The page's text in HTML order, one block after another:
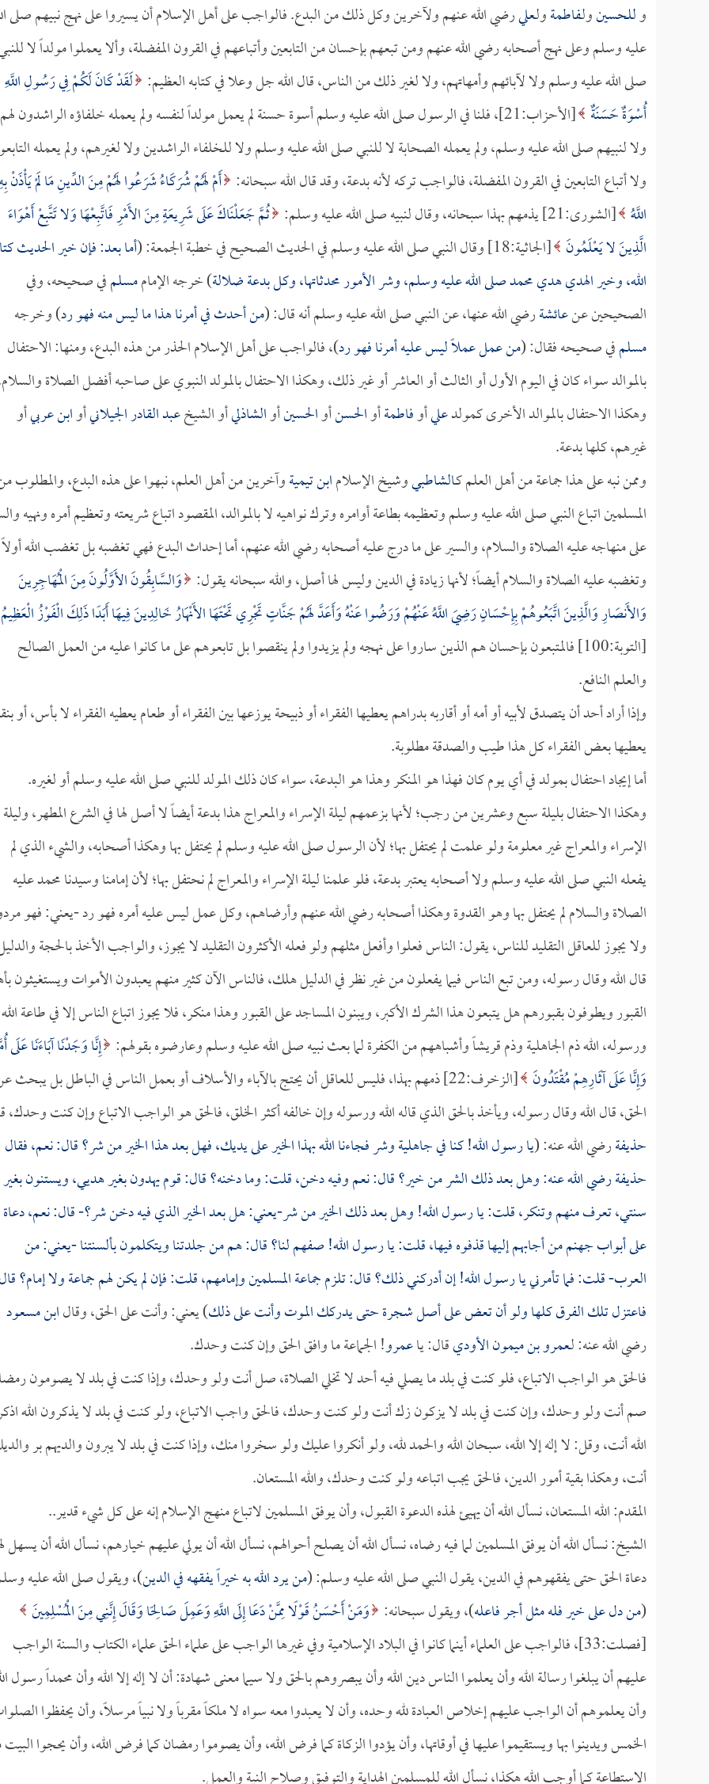
وللحسينولـفاطمةولـعليرضي الله عنهم ولآخرين وكل ذلك من البدع. فالواجب على أهل الإسلام أن يسيروا على نهج نبيهم صلى
عليه وسلم وعلى نهج أصحابه رضي الله عنهم ومن تبعهم بإحسان من التابعين وأتباعهم في القرون المفضلة، وألا يعملوا مولداً لا
صلى الله عليه وسلم ولا لآبائهم وأمهاتهم، ولا لغير ذلك من الناس، قال الله جل وعلا في كتابه العظيم: لَقَدْ كَانَ لَكُمْ فِي رَسُولِ اللَّهِ
أُسْوَةٌ حَسَنَةٌ
[الأحزاب:21]، فلنا في الرسول صلى الله عليه وسلم أسوة حسنة لم يعمل مولداً لنفسه ولم يعمله خلفاؤه الراشدون لهم
ولا لنبيهم صلى الله عليه وسلم، ولم يعمله الصحابة لا للنبي صلى الله عليه وسلم ولا للخلفاء الراشدين ولا لغيرهم، ولم يعمله
ولا أتباع التابعين في القرون المفضلة، فالواجب تركه لأنه بدعة، وقد قال الله سبحانه: أَمْ لَهُمْ شُرَكَاءُ شَرَعُوا لَهُمْ مِنَ الدِّينِ مَا لَمْ يَأْذَنْ بِهِ
اللَّهُ [الشورى:21] يذمهم بهذا سبحانه، وقال لنبيه صلى الله عليه وسلم:
ثُمَّ جَعَلْنَاكَ عَلَى شَرِيعَةٍ مِنَ الأَمْرِ فَاتَّبِعْهَا وَلا تَتَّبِعْ أَهْوَاءَ
الَّذِينَ لا يَعْلَمُونَ [الجاثية:18] وقال النبي صلى الله عليه وسلم في الحديث الصحيح في خطبة الجمعة: (
أما بعد: فإن خير الحديث
الله، وخير الهدي هدي محمد صلى الله عليه وسلم، وشر الأمور محدثاتها، وكل بدعة ضلالة) خرجه الإماممسلمفي صحيحه، وفي
الصحيحين عنعائشةرضي الله عنها، عن النبي صلى الله عليه وسلم أنه قال: (من أحدث في أمرنا هذا ما ليس منه فهو رد) وخرجه
مسلمفي صحيحه فقال: (من عمل عملاً ليس عليه أمرنا فهو رد)، فالواجب على أهل الإسلام الحذر من هذه البدع، ومنها: الاحتفال
بالموالد سواء كان في اليوم الأول أو الثالث أو العاشر أو غير ذلك، وهكذا الاحتفال بالمولد النبوي على صاحبه أفضل الصلاة
وهكذا الاحتفال بالموالد الأخرى كمولدعليأوفاطمةأوالحسنأوالحسينأوالشاذليأو الشيخعبد القادر الجيلانيأوابن عربيأو
غيرهم، كلها بدعة.
وممن نبه على هذا جماعة من أهل العلم كـالشاطبيوشيخ الإسلامابن تيميةوآخرين من أهل العلم، نبهوا على هذه البدع، والمطلوب
المسلمين اتباع النبي صلى الله عليه وسلم وتعظيمه بطاعة أوامره وترك نواهيه لا بالموالد، المقصود اتباع شريعته وتعظيم أمره ونهيه
على منهاجه عليه الصلاة والسلام، والسير على ما درج عليه أصحابه رضي الله عنهم، أما إحداث البدع فهي تغضبه بل تغضب الله أولاً
وتغضبه عليه الصلاة والسلام أيضاً؛ لأنها زيادة في الدين وليس لها أصل، والله سبحانه يقول: وَالسَّابِقُونَ الأَوَّلُونَ مِنَ الْمُهَاجِرِينَ
وَالأَنصَارِ وَالَّذِينَ اتَّبَعُوهُمْ بِإِحْسَانٍ رَضِيَ اللَّهُ عَنْهُمْ وَرَضُوا عَنْهُ وَأَعَدَّ لَهُمْ جَنَّاتٍ تَجْرِي تَحْتَهَا الأَنْهَارُ خَالِدِينَ فِيهَا أَبَدًا ذَلِكَ الْفَوْزُ الْعَظِيمُ
[التوبة:100] فالمتبعون بإحسان هم الذين ساروا على نهجه ولم يزيدوا ولم ينقصوا بل تابعوهم على ما كانوا عليه من العمل الصالح
والعلم النافع.
وإذا أراد أحد أن يتصدق لأبيه أو أمه أو أقاربه بدراهم يعطيها الفقراء أو ذبيحة يوزعها بين الفقراء أو طعام يعطيه الفقراء لا بأس، أو
يعطيها بعض الفقراء كل هذا طيب والصدقة مطلوبة.
أما إيجاد احتفال بمولد في أي يوم كان فهذا هو المنكر وهذا هو البدعة، سواء كان ذلك المولد للنبي صلى الله عليه وسلم أو لغيره.
وهكذا الاحتفال بليلة سبع وعشرين من رجب؛ لأنها بزعمهم ليلة الإسراء والمعراج هذا بدعة أيضاً لا أصل لها في الشرع المطهر، وليلة
الإسراء والمعراج غير معلومة ولو علمت لم يحتفل بها؛ لأن الرسول صلى الله عليه وسلم لم يحتفل بها وهكذا أصحابه، والشيء الذي لم
يفعله النبي صلى الله عليه وسلم ولا أصحابه يعتبر بدعة، فلو علمنا ليلة الإسراء والمعراج لم نحتفل بها؛ لأن إمامنا وسيدنا محمد عليه
الصلاة والسلام لم يحتفل بها وهو القدوة وهكذا أصحابه رضي الله عنهم وأرضاهم، وكل عمل ليس عليه أمره فهو رد -يعني: فهو
ولا يجوز للعاقل التقليد للناس، يقول: الناس فعلوا وأفعل مثلهم ولو فعله الأكثرون التقليد لا يجوز، والواجب الأخذ بالحجة
قال الله وقال رسوله، ومن تبع الناس فيما يفعلون من غير نظر في الدليل هلك، فالناس الآن كثير منهم يعبدون الأموات ويستغيثون
القبور ويطوفون بقبورهم هل يتبعون هذا الشرك الأكبر، ويبنون المساجد على القبور وهذا منكر، فلا يجوز اتباع الناس إلا في طاعة الله
ورسوله، الله ذم الجاهلية وذم قريشاً وأشباههم من الكفرة لما بعث نبيه صلى الله عليه وسلم وعارضوه بقولهم: إِنَّا وَجَدْنَا آبَاءَنَا عَلَى
وَإِنَّا عَلَى آثَارِهِمْ مُقْتَدُونَ
[الزخرف:22] ذمهم بهذا، فليس للعاقل أن يحتج بالآباء والأسلاف أو بعمل الناس في الباطل بل يبحث
الحق، قال الله وقال رسوله، ويأخذ بالحق الذي قاله الله ورسوله وإن خالفه أكثر الخلق، فالحق هو الواجب الاتباع وإن كنت وحدك،
حذيفةرضي الله عنه: (يا رسول الله! كنا في جاهلية وشر فجاءنا الله بهذا الخير على يديك، فهل بعد هذا الخير من شر؟ قال: نعم، فقال
حذيفةرضي الله عنه: وهل بعد ذلك الشر من خير؟ قال: نعم وفيه دخن، قلت: وما دخنه؟ قال: قوم يهدون بغير هديي، ويستنون بغير
سنتي، تعرف منهم وتنكر، قلت: يا رسول الله! وهل بعد ذلك الخير من شر-يعني: هل بعد الخير الذي فيه دخن شر؟- قال: نعم، دعاة
على أبواب جهنم من أجابهم إليها قذفوه فيها، قلت: يا رسول الله! صفهم لنا؟ قال: هم من جلدتنا ويتكلمون بألسنتنا -يعني: من
العرب- قلت: فما تأمرني يا رسول الله! إن أدركني ذلك؟ قال: تلزم جماعة المسلمين وإمامهم، قلت: فإن لم يكن لهم جماعة ولا إمام؟
فاعتزل تلك الفرق كلها ولو أن تعض على أصل شجرة حتى يدركك الموت وأنت على ذلك) يعني: وأنت على الحق، وقالابن مسعود
رضي الله عنه: لـعمرو بن ميمون الأوديقال: ياعمرو! الجماعة ما وافق الحق وإن كنت وحدك.
فالحق هو الواجب الاتباع، فلو كنت في بلد ما يصلي فيه أحد لا تخلي الصلاة، صل أنت ولو وحدك، وإذا كنت في بلد لا يصومون
صم أنت ولو وحدك، وإن كنت في بلد لا يزكون زك أنت ولو كنت وحدك، فالحق واجب الاتباع، ولو كنت في بلد لا يذكرون الله
الله أنت، وقل: لا إله إلا الله، سبحان الله والحمد لله، ولو أنكروا عليك ولو سخروا منك، وإذا كنت في بلد لا يبرون والديهم بر
أنت، وهكذا بقية أمور الدين، فالحق يجب اتباعه ولو كنت وحدك، والله المستعان.
المقدم: الله المستعان، نسأل الله أن يهيئ لهذه الدعوة القبول، وأن يوفق المسلمين لاتباع منهج الإسلام إنه على كل شيء قدير..
الشيخ: نسأل الله أن يوفق المسلمين لما فيه رضاه، نسأل الله أن يصلح أحوالهم، نسأل الله أن يولي عليهم خيارهم، نسأل الله أن يسهل
دعاة الحق حتى يفقهوهم في الدين، يقول النبي صلى الله عليه وسلم: (من يرد الله به خيراً يفقهه في الدين)، ويقول صلى الله عليه
(من دل على خير فله مثل أجر فاعله)، ويقول سبحانه: وَمَنْ أَحْسَنُ قَوْلًا مِمَّنْ دَعَا إِلَى اللَّهِ وَعَمِلَ صَالِحًا وَقَالَ إِنَّنِي مِنَ الْمُسْلِمِينَ
[فصلت:33]، فالواجب على العلماء أينما كانوا في البلاد الإسلامية وفي غيرها الواجب على علماء الحق علماء الكتاب والسنة الواجب
عليهم أن يبلغوا رسالة الله وأن يعلموا الناس دين الله وأن يبصروهم بالحق ولا سيما معنى شهادة: أن لا إله إلا الله وأن محمداً رسول
وأن يعلموهم أن الواجب عليهم إخلاص العبادة لله وحده، وأن لا يعبدوا معه سواه لا ملكاً مقرباً ولا نبياً مرسلاً، وأن يحفظوا
الخمس ويدينوا بها ويستقيموا عليها في أوقاتها، وأن يؤدوا الزكاة كما فرض الله، وأن يصوموا رمضان كما فرض الله، وأن يحجوا